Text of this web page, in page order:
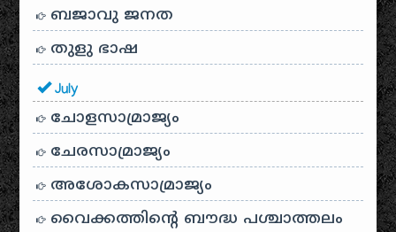
ബജാവു ജനത
തുളു ഭാഷ
July
ചോളസാമ്രാജ്യം
ചേരസാമ്രാജ്യം
അശോകസാമ്രാജ്യം
വൈക്കത്തിന്റെ ബൗദ്ധ പശ്ചാത്തലം